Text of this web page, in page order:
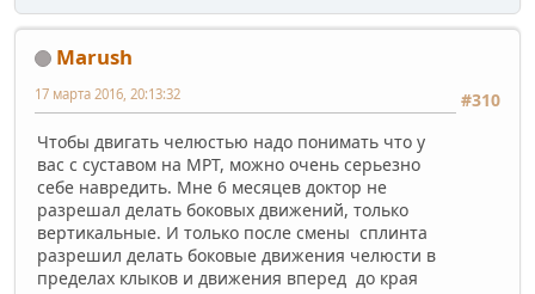
Marush
#310
17 марта 2016, 20:13:32
Чтобы двигать челюстью надо понимать что у
вас с суставом на МРТ, можно очень серьезно
себе навредить. Мне 6 месяцев доктор не
разрешал делать боковых движений, только
вертикальные. И только после смены сплинта
разрешил делать боковые движения челюсти в
пределах клыков и движения вперед до края